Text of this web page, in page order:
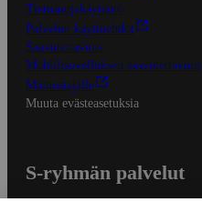
Tietosuojakäytäntö
Palvelun käyttöehdot
Saavutettavuus
Mobiilisovelluksen saavutettavuus
Mainostajalle
Muuta evästeasetuksia
S-ryhmän palvelut